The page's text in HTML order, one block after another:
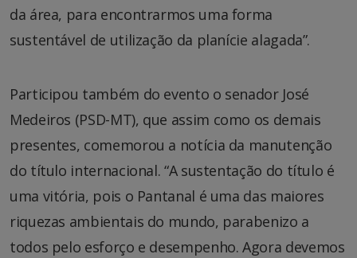
da área, para encontrarmos uma forma
sustentável de utilização da planície alagada”.
Participou também do evento o senador José
Medeiros (PSD-MT), que assim como os demais
presentes, comemorou a notícia da manutenção
do título internacional. “A sustentação do título é
uma vitória, pois o Pantanal é uma das maiores
riquezas ambientais do mundo, parabenizo a
todos pelo esforço e desempenho. Agora devemos